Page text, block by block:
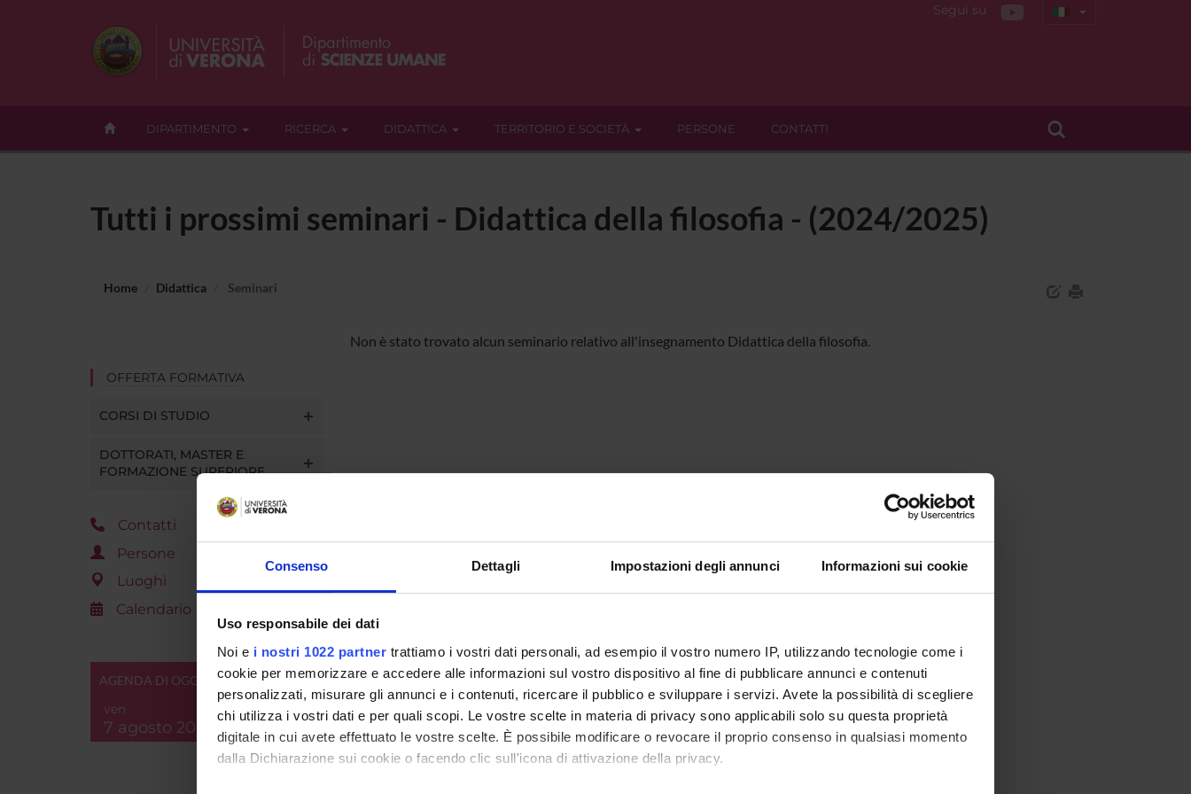
Consenso Dettagli Impostazioni degli annunci Informazioni sui cookie
Uso responsabile dei dati
Noi e i nostri 1022 partner trattiamo i vostri dati personali, ad esempio il vostro numero IP, utilizzando tecnologie come i
cookie per memorizzare e accedere alle informazioni sul vostro dispositivo al fine di pubblicare annunci e contenuti
personalizzati, misurare gli annunci e i contenuti, ricercare il pubblico e sviluppare i servizi. Avete la possibilità di scegliere
chi utilizza i vostri dati e per quali scopi. Le vostre scelte in materia di privacy sono applicabili solo su questa proprietà
digitale in cui avete effettuato le vostre scelte. È possibile modificare o revocare il proprio consenso in qualsiasi momento
dalla Dichiarazione sui cookie o facendo clic sull'icona di attivazione della privacy.
Segui su
DIPARTIMENTO RICERCA DIDATTICA TERRITORIO E SOCIETÀ PERSONE CONTATTI
Tutti i prossimi seminari - Didattica della filosofia - (2024/2025)
Home Didattica Seminari
OFFERTA FORMATIVA
CORSI DI STUDIO
DOTTORATI, MASTER E
FORMAZIONE SUPERIORE
Contatti
Persone
Luoghi
Calendario
AGENDA DI OGGI
ven
7 agosto 2026
Non è stato trovato alcun seminario relativo all'insegnamento Didattica della filosofia.